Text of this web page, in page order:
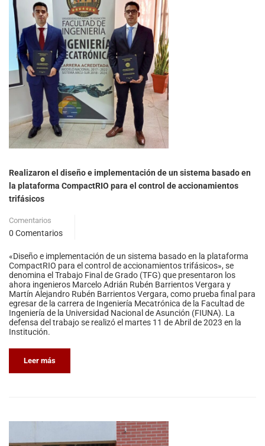
Realizaron el diseño e implementación de un sistema basado en
la plataforma CompactRIO para el control de accionamientos
trifásicos
Comentarios
0 Comentarios
«Diseño e implementación de un sistema basado en la plataforma
CompactRIO para el control de accionamientos trifásicos», se
denomina el Trabajo Final de Grado (TFG) que presentaron los
ahora ingenieros Marcelo Adrián Rubén Barrientos Vergara y
Martín Alejandro Rubén Barrientos Vergara, como prueba final para
egresar de la carrera de Ingeniería Mecatrónica de la Facultad de
Ingeniería de la Universidad Nacional de Asunción (FIUNA). La
defensa del trabajo se realizó el martes 11 de Abril de 2023 en la
Institución.
Leer más